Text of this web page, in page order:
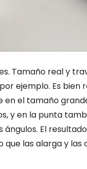
Tamaño real y
ejemplo. Es bien
el tamaño
y en la punta
El
las alarga y las